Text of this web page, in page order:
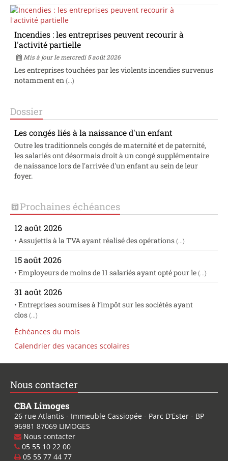
Incendies : les entreprises peuvent recourir à
l'activité partielle
Mis à jour le mercredi 5 août 2026
Les entreprises touchées par les violents incendies survenus
notamment en (...)
Dossier
Les congés liés à la naissance d'un enfant
Outre les traditionnels congés de maternité et de paternité,
les salariés ont désormais droit à un congé supplémentaire
de naissance lors de l'arrivée d'un enfant au sein de leur
foyer.
Prochaines échéances
12 août 2026
• Assujettis à la TVA ayant réalisé des opérations (...)
15 août 2026
• Employeurs de moins de 11 salariés ayant opté pour le (...)
31 août 2026
• Entreprises soumises à l’impôt sur les sociétés ayant
clos (...)
Échéances du mois
Calendrier des vacances scolaires
Nous contacter
CBA Limoges
26 rue Atlantis - Immeuble Cassiopée - Parc D’Ester - BP
96981 87069 LIMOGES
Nous contacter
05 55 10 22 00
05 55 77 44 77